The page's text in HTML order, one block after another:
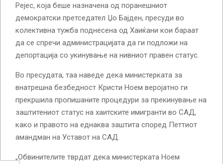
Рејес, која беше назначена од поранешниот
демократски претседател Џо Бајден, пресуди во
колективна тужба поднесена од Хаиќани кои бараат
да се спречи администрацијата да ги подложи на
депортација со укинување на нивниот правен статус.
Во пресудата, таа наведе дека министерката за
внатрешна безбедност Кристи Ноем веројатно ги
прекршила пропишаните процедури за прекинување на
заштитениот статус на хаитските имигранти во САД,
како и правото на еднаква заштита според Петтиот
амандман на Уставот на САД.
„Обвинителите тврдат дека министерката Ноем